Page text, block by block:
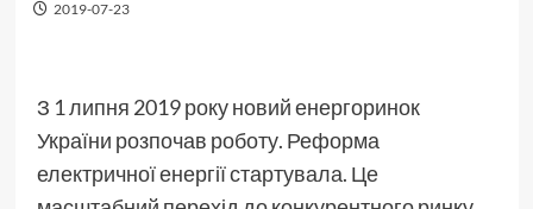
2019-07-23
З 1 липня 2019 року новий енергоринок
України розпочав роботу. Реформа
електричної енергії стартувала. Це